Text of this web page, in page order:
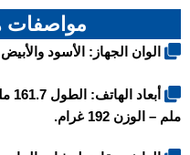
مواصفات
الوان الجهاز: الأسود
ملم – الوزن 192 غرام.